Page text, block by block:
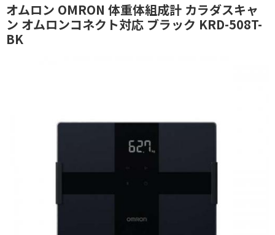
オムロン OMRON 体重体組成計 カラダスキャ
ン オムロンコネクト対応 ブラック KRD-508T-
BK